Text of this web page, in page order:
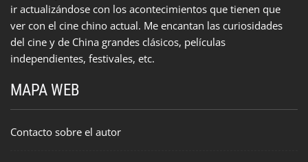
ir actualizándose con los acontecimientos que tienen que
ver con el cine chino actual. Me encantan las curiosidades
del cine y de China grandes clásicos, películas
independientes, festivales, etc.
MAPA WEB
Contacto sobre el autor